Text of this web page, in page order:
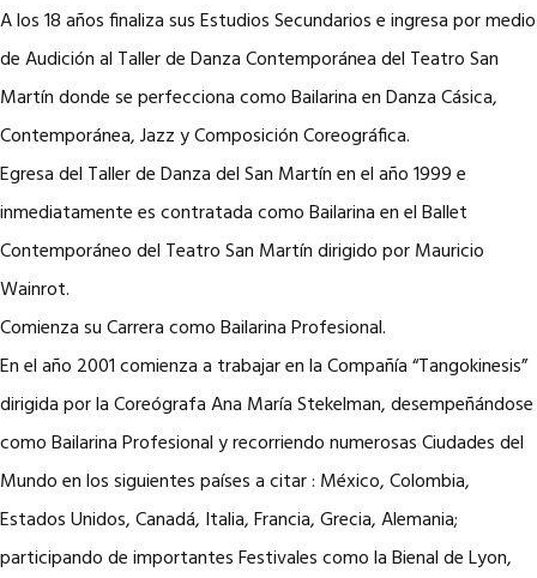
A los 18 años finaliza sus Estudios Secundarios e ingresa por medio
de Audición al Taller de Danza Contemporánea del Teatro San
Martín donde se perfecciona como Bailarina en Danza Cásica,
Contemporánea, Jazz y Composición Coreográfica.
Egresa del Taller de Danza del San Martín en el año 1999 e
inmediatamente es contratada como Bailarina en el Ballet
Contemporáneo del Teatro San Martín dirigido por Mauricio
Wainrot.
Comienza su Carrera como Bailarina Profesional.
En el año 2001 comienza a trabajar en la Compañía “Tangokinesis”
dirigida por la Coreógrafa Ana María Stekelman, desempeñándose
como Bailarina Profesional y recorriendo numerosas Ciudades del
Mundo en los siguientes países a citar : México, Colombia,
Estados Unidos, Canadá, Italia, Francia, Grecia, Alemania;
participando de importantes Festivales como la Bienal de Lyon,